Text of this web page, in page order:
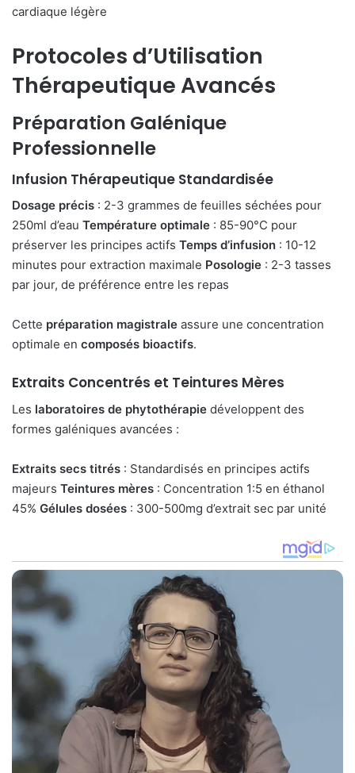
cardiaque légère
Protocoles d’Utilisation
Thérapeutique Avancés
Préparation Galénique
Professionnelle
Infusion Thérapeutique Standardisée
Dosage précis : 2-3 grammes de feuilles séchées pour
250ml d’eau Température optimale : 85-90°C pour
préserver les principes actifs Temps d’infusion : 10-12
minutes pour extraction maximale Posologie : 2-3 tasses
par jour, de préférence entre les repas
Cette préparation magistrale assure une concentration
optimale en composés bioactifs.
Extraits Concentrés et Teintures Mères
Les laboratoires de phytothérapie développent des
formes galéniques avancées :
Extraits secs titrés : Standardisés en principes actifs
majeurs Teintures mères : Concentration 1:5 en éthanol
45% Gélules dosées : 300-500mg d’extrait sec par unité